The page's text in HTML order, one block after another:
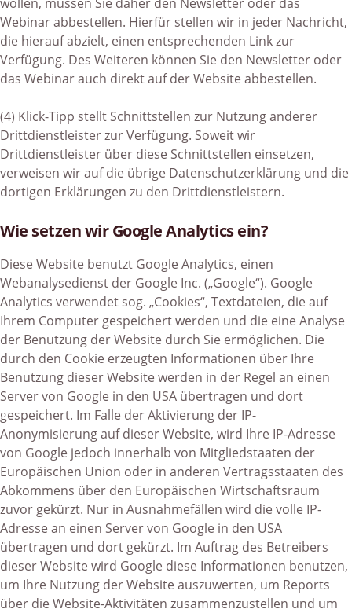
Webinar abbestellen. Hierfür stellen wir in jeder Nachricht,
die hierauf abzielt, einen entsprechenden Link zur
Verfügung. Des Weiteren können Sie den Newsletter oder
das Webinar auch direkt auf der Website abbestellen.
(4) Klick-Tipp stellt Schnittstellen zur Nutzung anderer
Drittdienstleister zur Verfügung. Soweit wir
Drittdienstleister über diese Schnittstellen einsetzen,
verweisen wir auf die übrige Datenschutzerklärung und die
dortigen Erklärungen zu den Drittdienstleistern.
Wie setzen wir Google Analytics ein?
Diese Website benutzt Google Analytics, einen
Webanalysedienst der Google Inc. („Google“). Google
Analytics verwendet sog. „Cookies“, Textdateien, die auf
Ihrem Computer gespeichert werden und die eine Analyse
der Benutzung der Website durch Sie ermöglichen. Die
durch den Cookie erzeugten Informationen über Ihre
Benutzung dieser Website werden in der Regel an einen
Server von Google in den USA übertragen und dort
gespeichert. Im Falle der Aktivierung der IP-
Anonymisierung auf dieser Website, wird Ihre IP-Adresse
von Google jedoch innerhalb von Mitgliedstaaten der
Europäischen Union oder in anderen Vertragsstaaten des
Abkommens über den Europäischen Wirtschaftsraum
zuvor gekürzt. Nur in Ausnahmefällen wird die volle IP-
Adresse an einen Server von Google in den USA
übertragen und dort gekürzt. Im Auftrag des Betreibers
dieser Website wird Google diese Informationen benutzen,
um Ihre Nutzung der Website auszuwerten, um Reports
über die Website-Aktivitäten zusammenzustellen und um